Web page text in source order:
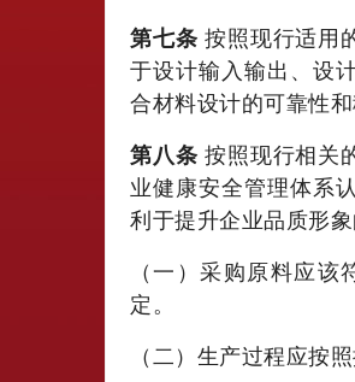
第七条 按照现行适用
于设计输入输出、设
合材料设计的可靠性和
第八条 按照现行相关
业健康安全管理体系
利于提升企业品质形象
（一）采购原料应
定。
（二）生产过程应按